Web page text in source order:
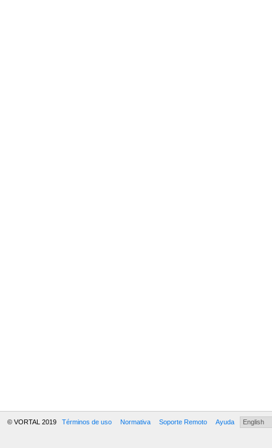
© VORTAL 2019 Términos de uso Normativa Soporte Remoto Ayuda